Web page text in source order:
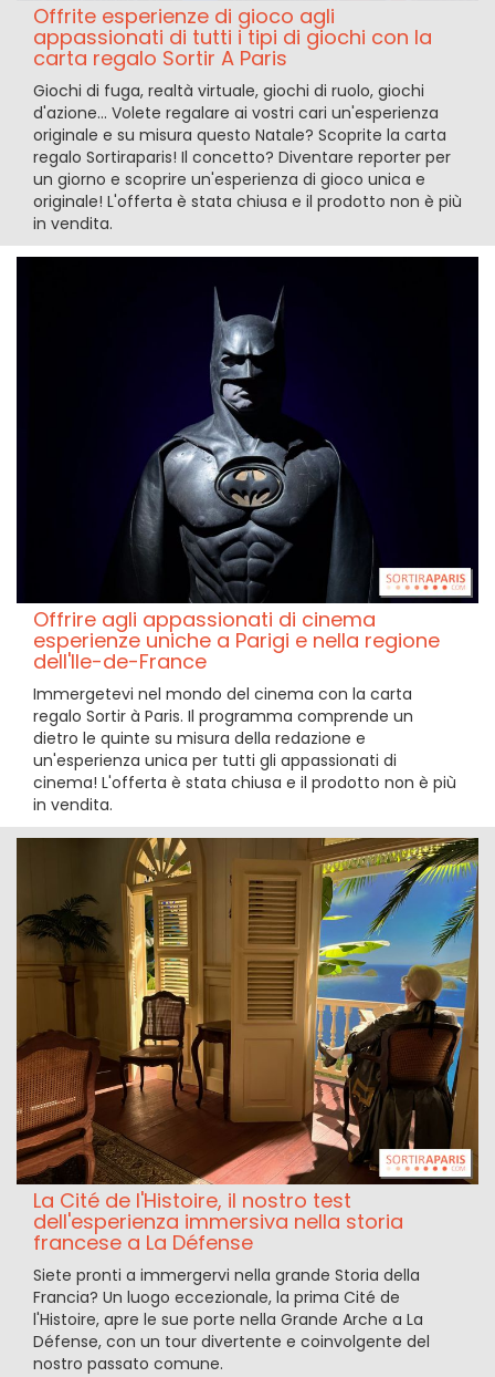
Offrite esperienze di gioco agli
appassionati di tutti i tipi di giochi con la
carta regalo Sortir A Paris
Giochi di fuga, realtà virtuale, giochi di ruolo, giochi
d'azione... Volete regalare ai vostri cari un'esperienza
originale e su misura questo Natale? Scoprite la carta
regalo Sortiraparis! Il concetto? Diventare reporter per
un giorno e scoprire un'esperienza di gioco unica e
originale! L'offerta è stata chiusa e il prodotto non è più
in vendita.
Offrire agli appassionati di cinema
esperienze uniche a Parigi e nella regione
dell'Ile-de-France
Immergetevi nel mondo del cinema con la carta
regalo Sortir à Paris. Il programma comprende un
dietro le quinte su misura della redazione e
un'esperienza unica per tutti gli appassionati di
cinema! L'offerta è stata chiusa e il prodotto non è più
in vendita.
La Cité de l'Histoire, il nostro test
dell'esperienza immersiva nella storia
francese a La Défense
Siete pronti a immergervi nella grande Storia della
Francia? Un luogo eccezionale, la prima Cité de
l'Histoire, apre le sue porte nella Grande Arche a La
Défense, con un tour divertente e coinvolgente del
nostro passato comune.